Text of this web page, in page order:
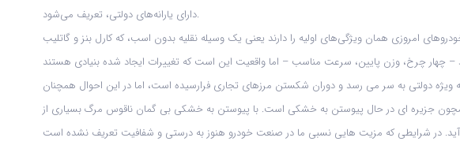
دارای یارانه‌های دولتی، تعریف می‌شود.
امروزی همان ویژگی‌های اولیه را دارند یعنی یک وسیله نقلیه‌ بدون اسب، که کارل بنز و گاتلیب
دولتی به سر می رسد و دوران شکستن مرزهای تجاری فرارسیده است، اما در این احوال همچنان
همچون جزیره ای در حال پیوستن به خشکی است. با پیوستن به خشکی بی گمان ناقوس مرگ بسیاری از